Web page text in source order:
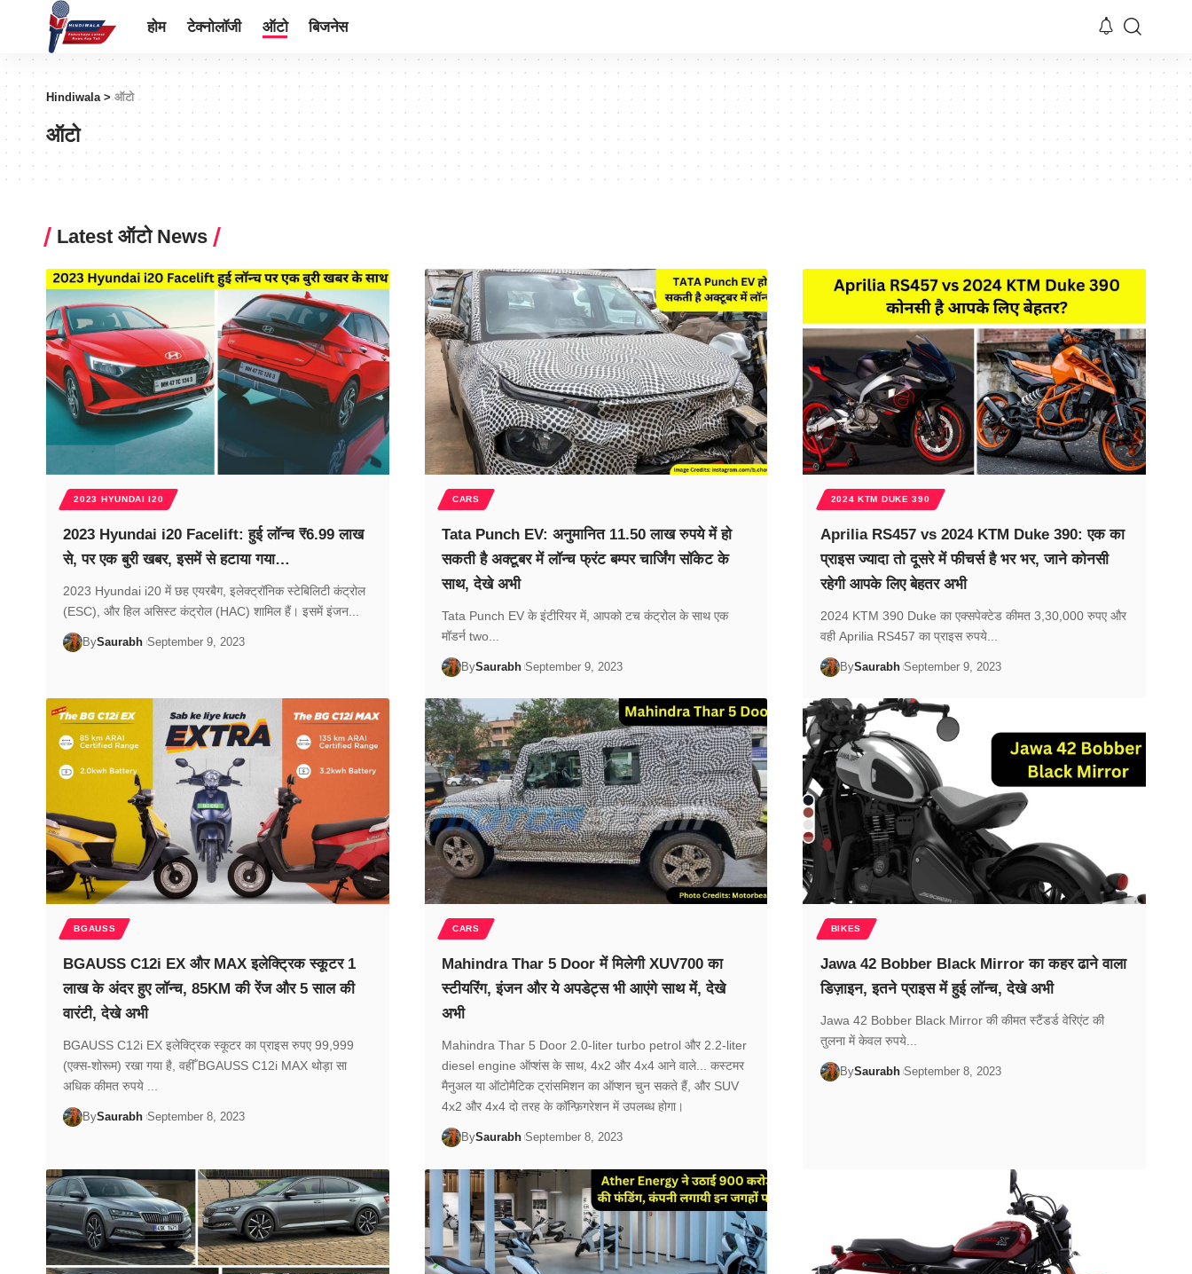
होम टेक्नोलॉजी ऑटो बिजनेस
Hindiwala>ऑटो
ऑटो
Latest ऑटो News
2023 HYUNDAI I20
2023 Hyundai i20 Facelift: हुई लॉन्च ₹6.99 लाख
से, पर एक बुरी खबर, इसमें से हटाया गया…
2023 Hyundai i20 में छह एयरबैग, इलेक्ट्रॉनिक स्टेबिलिटी कंट्रोल
(ESC), और हिल असिस्ट कंट्रोल (HAC) शामिल हैं। इसमें इंजन...
BySaurabh September 9, 2023
CARS
Tata Punch EV: अनुमानित 11.50 लाख रुपये में हो
सकती है अक्टूबर में लॉन्च फ्रंट बम्पर चार्जिंग सॉकेट के
साथ, देखे अभी
Tata Punch EV के इंटीरियर में, आपको टच कंट्रोल के साथ एक
मॉडर्न two...
BySaurabh September 9, 2023
2024 KTM DUKE 390
Aprilia RS457 vs 2024 KTM Duke 390: एक का
प्राइस ज्यादा तो दूसरे में फीचर्स है भर भर, जाने कोनसी
रहेगी आपके लिए बेहतर अभी
2024 KTM 390 Duke का एक्सपेक्टेड कीमत 3,30,000 रुपए और
वही Aprilia RS457 का प्राइस रुपये...
BySaurabh September 9, 2023
BGAUSS
BGAUSS C12i EX और MAX इलेक्ट्रिक स्कूटर 1
लाख के अंदर हुए लॉन्च, 85KM की रेंज और 5 साल की
वारंटी, देखे अभी
BGAUSS C12i EX इलेक्ट्रिक स्कूटर का प्राइस रुपए 99,999
(एक्स-शोरूम) रखा गया है, वहीँ BGAUSS C12i MAX थोड़ा सा
अधिक कीमत रुपये ...
BySaurabh September 8, 2023
CARS
Mahindra Thar 5 Door में मिलेगी XUV700 का
स्टीयरिंग, इंजन और ये अपडेट्स भी आएंगे साथ में, देखे
अभी
Mahindra Thar 5 Door 2.0-liter turbo petrol और 2.2-liter
diesel engine ऑप्शंस के साथ, 4x2 और 4x4 आने वाले... कस्टमर
मैनुअल या ऑटोमैटिक ट्रांसमिशन का ऑप्शन चुन सकते हैं, और SUV
4x2 और 4x4 दो तरह के कॉन्फ़िगरेशन में उपलब्ध होगा।
BySaurabh September 8, 2023
BIKES
Jawa 42 Bobber Black Mirror का कहर ढाने वाला
डिज़ाइन, इतने प्राइस में हुई लॉन्च, देखे अभी
Jawa 42 Bobber Black Mirror की कीमत स्टैंडर्ड वेरिएंट की
तुलना में केवल रुपये...
BySaurabh September 8, 2023